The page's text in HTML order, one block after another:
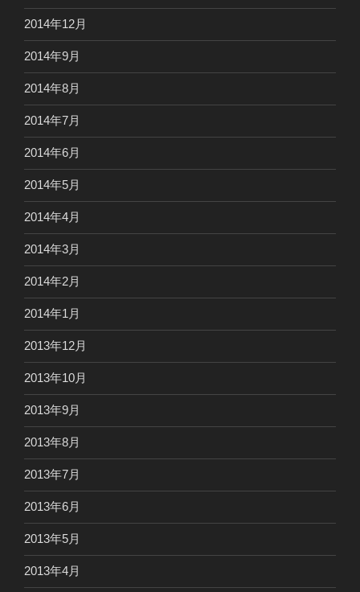
2014年12月
2014年9月
2014年8月
2014年7月
2014年6月
2014年5月
2014年4月
2014年3月
2014年2月
2014年1月
2013年12月
2013年10月
2013年9月
2013年8月
2013年7月
2013年6月
2013年5月
2013年4月